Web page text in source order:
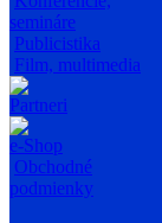
semináre
Publicistika
Film, multimedia
Partneri
e-Shop
Obchodné
podmienky